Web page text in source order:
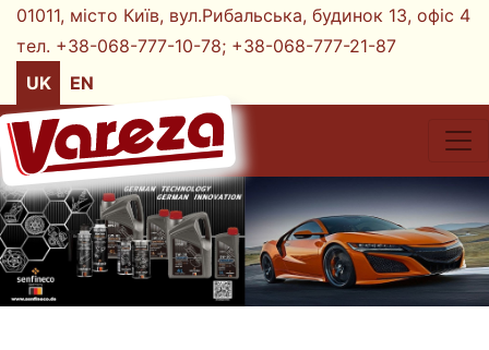
01011, місто Київ, вул.Рибальська, будинок 13, офіс 4
тел. +38-068-777-10-78; +38-068-777-21-87
UK
EN